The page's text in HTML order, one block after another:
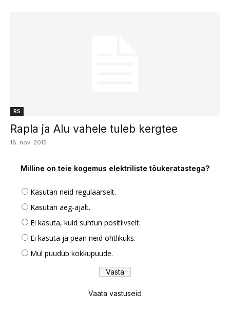
RS
Rapla ja Alu vahele tuleb kergtee
18. nov. 2015
Milline on teie kogemus elektriliste tõukeratastega?
Kasutan neid regulaarselt.
Kasutan aeg-ajalt.
Ei kasuta, kuid suhtun positiivselt.
Ei kasuta ja pean neid ohtlikuks.
Mul puudub kokkupuude.
Vaata vastuseid